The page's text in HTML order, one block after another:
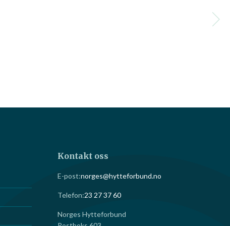
Kontakt oss
E-post:norges@hytteforbund.no
Telefon:23 27 37 60
Norges Hytteforbund